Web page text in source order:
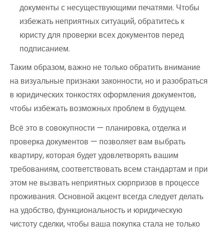
документы с несуществующими печатями. Чтобы
избежать неприятных ситуаций, обратитесь к
юристу для проверки всех документов перед
подписанием.
Таким образом, важно не только обратить внимание
на визуальные признаки законности, но и разобраться
в юридических тонкостях оформления документов,
чтобы избежать возможных проблем в будущем.
Всё это в совокупности — планировка, отделка и
проверка документов — позволяет вам выбрать
квартиру, которая будет удовлетворять вашим
требованиям, соответствовать всем стандартам и при
этом не вызвать неприятных сюрпризов в процессе
проживания. Основной акцент всегда следует делать
на удобство, функциональность и юридическую
чистоту сделки, чтобы ваша покупка стала не только